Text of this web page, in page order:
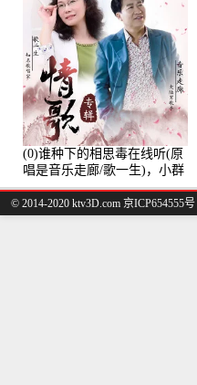
(0)谁种下的相思毒在线听(原
唱是音乐走廊/歌一生)，小群
演唱点播:8975次
© 2014-2020 ktv3D.com 京ICP654555号 |